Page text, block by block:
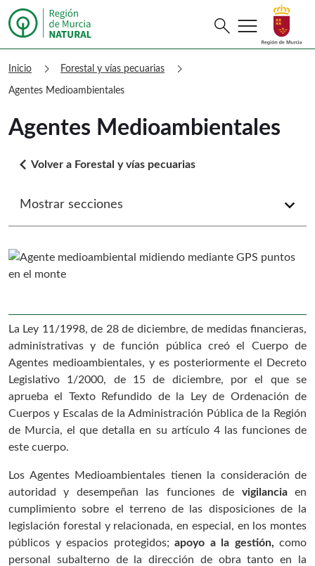
Murcia Natural Agentes Buscar
search menu
Inicio chevron_right Forestal y vías pecuarias chevron_right
Agentes Medioambientales
Agentes Medioambientales
arrow_back_ios Volver a Forestal y vías pecuarias
Mostrar secciones arrow_forward_ios
La Ley 11/1998, de 28 de diciembre, de medidas financieras,
administrativas y de función pública creó el Cuerpo de
Agentes medioambientales, y es posteriormente el Decreto
Legislativo 1/2000, de 15 de diciembre, por el que se
aprueba el Texto Refundido de la Ley de Ordenación de
Cuerpos y Escalas de la Administración Pública de la Región
de Murcia, el que detalla en su artículo 4 las funciones de
este cuerpo.
Los Agentes Medioambientales tienen la consideración de
autoridad y desempeñan las funciones de vigilanciaen
cumplimiento sobre el terreno de las disposiciones de la
legislación forestal y relacionada, en especial, en los montes
públicos y espacios protegidos; apoyo a la gestión, como
personal subalterno de la dirección de obra tanto en la